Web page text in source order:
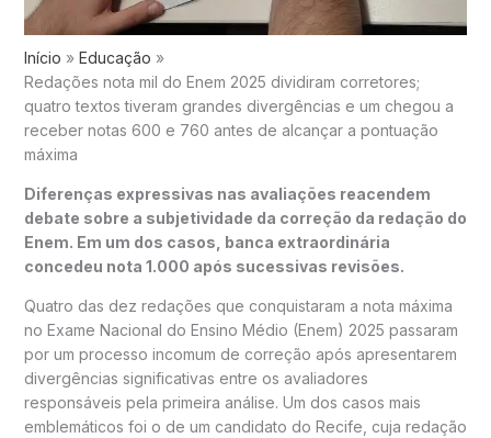
Início
Educação
Redações nota mil do Enem 2025 dividiram corretores;
quatro textos tiveram grandes divergências e um chegou a
receber notas 600 e 760 antes de alcançar a pontuação
máxima
Diferenças expressivas nas avaliações reacendem
debate sobre a subjetividade da correção da redação do
Enem. Em um dos casos, banca extraordinária
concedeu nota 1.000 após sucessivas revisões.
Quatro das dez redações que conquistaram a nota máxima
no Exame Nacional do Ensino Médio (Enem) 2025 passaram
por um processo incomum de correção após apresentarem
divergências significativas entre os avaliadores
responsáveis pela primeira análise. Um dos casos mais
emblemáticos foi o de um candidato do Recife, cuja redação